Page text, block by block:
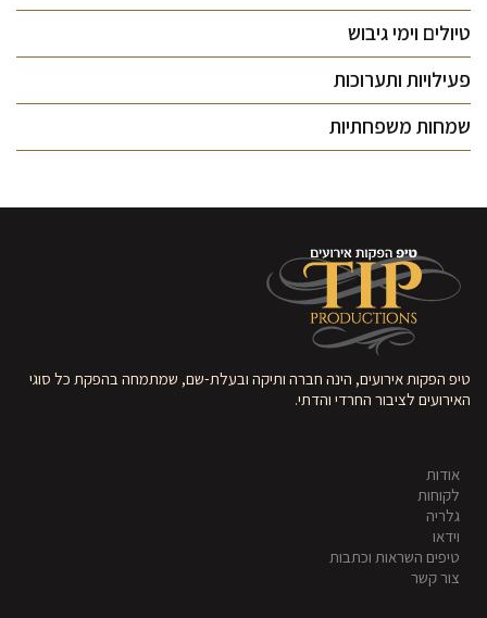
טיולים וימי גיבוש
פעילויות ותערוכות
שמחות משפחתיות
טיפ הפקות אירועים, הינה חברה ותיקה ובעלת-שם, שמתמחה בהפקת כל סוגי
האירועים לציבור החרדי והדתי.
אודות
לקוחות
גלריה
וידאו
טיפים השראות וכתבות
צור קשר